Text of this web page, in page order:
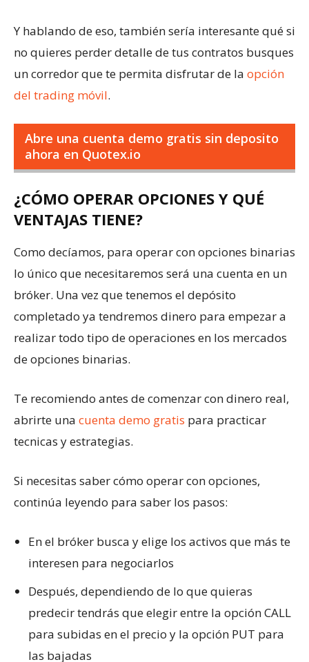
Y hablando de eso, también sería interesante qué si
no quieres perder detalle de tus contratos busques
un corredor que te permita disfrutar de la opción
del trading móvil.
Abre una cuenta demo gratis sin deposito
ahora en Quotex.io
¿CÓMO OPERAR OPCIONES Y QUÉ
VENTAJAS TIENE?
Como decíamos, para operar con opciones binarias
lo único que necesitaremos será una cuenta en un
bróker. Una vez que tenemos el depósito
completado ya tendremos dinero para empezar a
realizar todo tipo de operaciones en los mercados
de opciones binarias.
Te recomiendo antes de comenzar con dinero real,
abrirte una cuenta demo gratis para practicar
tecnicas y estrategias.
Si necesitas saber cómo operar con opciones,
continúa leyendo para saber los pasos:
En el bróker busca y elige los activos que más te
interesen para negociarlos
Después, dependiendo de lo que quieras
predecir tendrás que elegir entre la opción CALL
para subidas en el precio y la opción PUT para
las bajadas